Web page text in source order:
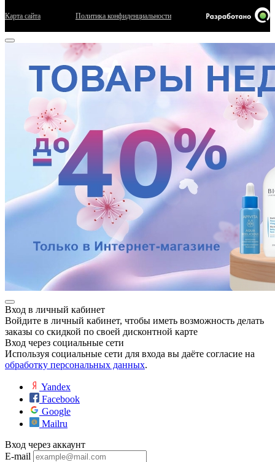
Карта сайта Политика конфиденциальности
Вход в личный кабинет
Войдите в личный кабинет, чтобы иметь возможность делать
заказы со скидкой по своей дисконтной карте
Вход через социальные сети
Используя социальные сети для входа вы даёте согласие на
обработку персональных данных.
Yandex
Facebook
Google
Mailru
Вход через аккаунт
E-mail